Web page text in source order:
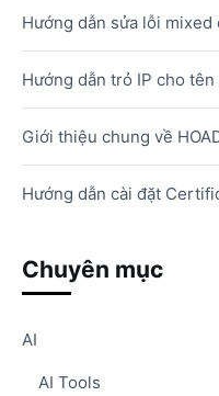
Hướng dẫn sửa lỗi
Hướng dẫn trỏ IP cho
Giới thiệu chung về
Hướng dẫn cài đặt
Chuyên mục
AI
AI Tools